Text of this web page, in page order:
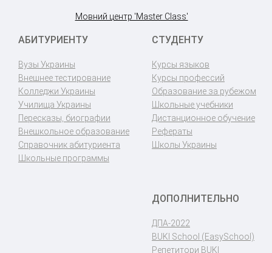
Мовний центр 'Master Class'
АБИТУРИЕНТУ
Вузы Украины
Внешнее тестирование
Колледжи Украины
Училища Украины
Пересказы, биографии
Внешкольное образование
Справочник абитуриента
Школьные программы
СТУДЕНТУ
Курсы языков
Курсы профессий
Образование за рубежом
Школьные учебники
Дистанционное обучение
Рефераты
Школы Украины
ДОПОЛНИТЕЛЬНО
ДПА-2022
BUKI School (EasySchool)
Репетитори BUKI